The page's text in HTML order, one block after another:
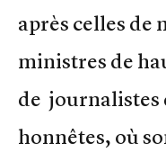
après celles de
ministres de
de journalistes
honnêtes, où